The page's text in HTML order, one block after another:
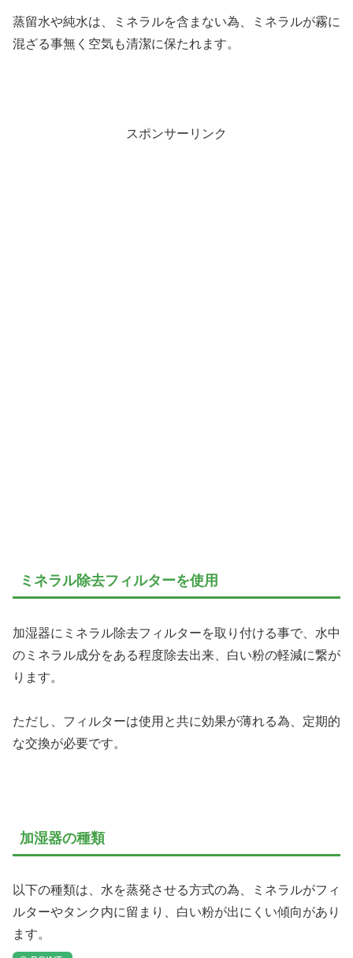
蒸留水や純水は、ミネラルを含まない為、ミネラルが霧に
混ざる事無く空気も清潔に保たれます。
スポンサーリンク
ミネラル除去フィルターを使用
加湿器にミネラル除去フィルターを取り付ける事で、水中
のミネラル成分をある程度除去出来、白い粉の軽減に繋が
ります。
ただし、フィルターは使用と共に効果が薄れる為、定期的
な交換が必要です。
加湿器の種類
以下の種類は、水を蒸発させる方式の為、ミネラルがフィ
ルターやタンク内に留まり、白い粉が出にくい傾向があり
ます。